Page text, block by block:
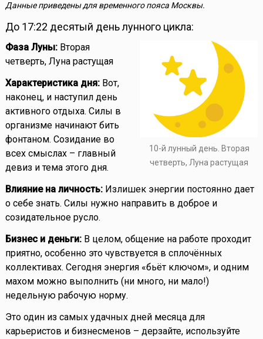
Данные приведены для временного пояса Москвы.
До 17:22 десятый день лунного цикла:
10-й лунный день. Вторая
четверть, Луна растущая
Фаза Луны: Вторая
четверть, Луна растущая
Характеристика дня:Вот,
наконец, и наступил день
активного отдыха. Силы в
организме начинают бить
фонтаном. Созидание во
всех смыслах – главный
девиз и тема этого дня.
Влияние на личность:Излишек энергии постоянно дает
о себе знать. Силы нужно направить в доброе и
созидательное русло.
Бизнес и деньги:В целом, общение на работе проходит
приятно, особенно это чувствуется в сплочённых
коллективах. Сегодня энергия «бьёт ключом», и одним
махом можно выполнить (ни много, ни мало!)
недельную рабочую норму.
Это один из самых удачных дней месяца для
карьеристов и бизнесменов – дерзайте, используйте